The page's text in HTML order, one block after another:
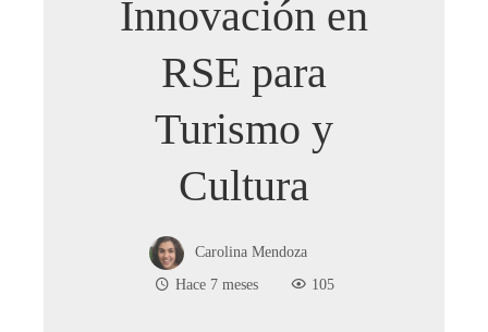
Innovación en
RSE para
Turismo y
Cultura
Carolina Mendoza
Hace 7 meses
105